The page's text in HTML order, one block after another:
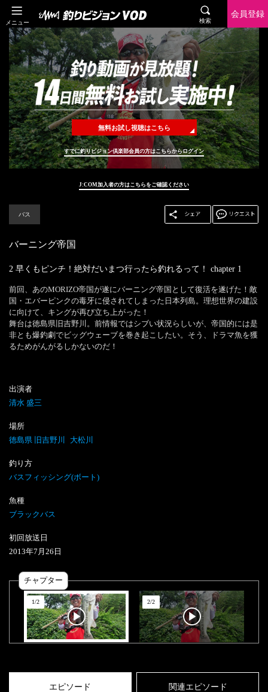
メニュー 検索
会員登録
無料お試し視聴はこちら
すでに釣りビジョン倶楽部会員の方はこちらからログイン
J:COM加入者の方はこちらをご確認ください
バス
バーニング帝国
2 早くもピンチ！絶対だいまつ行ったら釣れるって！ chapter 1
前回、あのMORIZO帝国が遂にバーニング帝国として復活を遂げた！敵
国・エバーピンクの毒牙に侵されてしまった日本列島。理想世界の建設
に向けて、キングが再び立ち上がった！
舞台は徳島県旧吉野川。前情報ではシブい状況らしいが、帝国的には是
非とも爆釣劇でビッグウェーブを巻き起こしたい。そう、ドラマ魚を獲
るためがんがるしかないのだ！
出演者
清水 盛三
場所
徳島県 旧吉野川
大松川
釣り方
バスフィッシング(ボート)
魚種
ブラックバス
初回放送日
2013年7 月 26 日
チャプター
1/2 2/2
エピソード 関連エピソード